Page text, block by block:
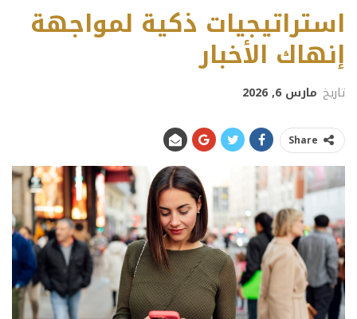
استراتيجيات ذكية لمواجهة
إنهاك الأخبار
تاريخ مارس 6, 2026
Share